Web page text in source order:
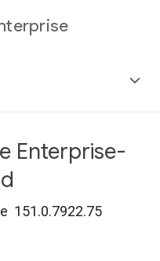
Enterprise-
151.0.7922.75